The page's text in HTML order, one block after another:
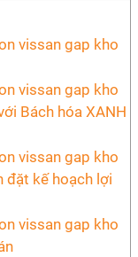
Bách hóa XANH
đặt kế hoạch lợi